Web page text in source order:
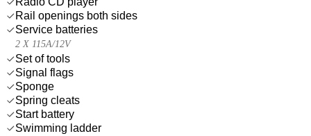
Rail openings both sides
Service batteries
2 X 115A/12V
Set of tools
Signal flags
Sponge
Spring cleats
Start battery
Swimming ladder